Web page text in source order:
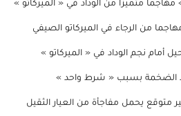
من الرجاء في الميركاتو الصيفي
أمام نجم الوداد في « الميركاتو »
الضخمة بسبب « شرط واحد »
متوقع يحمل مفاجأة من العيار الثقيل